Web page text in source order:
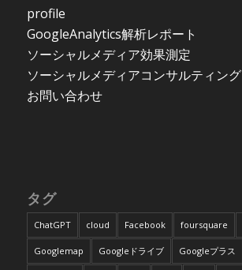
profile
GoogleAnalytics解析レポート
ソーシャルメディア効果測定
ソーシャルメディアコンサルティング
お問い合わせ
タグ
ChatGPT cloud Facebook foursquare
Googlemap Googleドライブ Googleプラス